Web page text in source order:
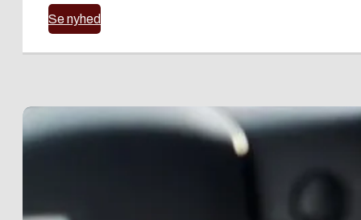
Se nyhed